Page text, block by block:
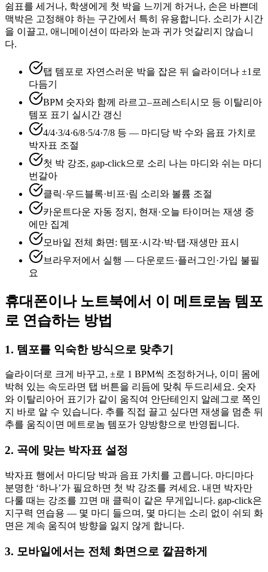
쉼표를 세거나, 학생에게 첫 박을 느끼게 하거나, 손은 바쁜데
맥박은 고정해야 하는 구간에서 특히 유용합니다. 소리가 시간
을 이끌고, 애니메이션이 따라와 눈과 귀가 엇갈리지 않습니
다.
탭 템포로 자연스러운 박을 잡은 뒤 슬라이더나 ±1로
다듬기
BPM 숫자와 함께 라르고–프레스티시모 등 이탈리아
템포 표기 실시간 갱신
4/4·3/4·6/8·5/4·7/8 등 — 마디당 박 수와 음표 가치로
박자표 조절
첫 박 강조, gap-click으로 소리 나는 마디와 쉬는 마디
번갈아
클릭·우드블록·비프·림 소리와 볼륨 조절
카운트다운 자동 정지, 현재·오늘 타이머는 재생 중
에만 집계
모바일 전체 화면: 템포·시각·박·탭·재생만 표시
브라우저에서 실행 — 다운로드·플러그인·가입 불필
요
휴대폰이나 노트북에서 이 메트로놈 템포
로 연습하는 방법
1. 템포를 익숙한 방식으로 맞추기
슬라이더로 크게 바꾸고, ±로 1 BPM씩 조정하거나, 이미 몸에
박혀 있는 속도라면 탭 버튼을 리듬에 맞춰 두드리세요. 숫자
와 이탈리아어 표기가 같이 움직여 안단테인지 알레그로 쪽인
지 바로 알 수 있습니다. 추를 직접 끌고 싶다면 재생을 멈춘 뒤
추를 움직이면 메트로놈 템포가 양방향으로 반영됩니다.
2. 곡에 맞는 박자표 설정
박자표 행에서 마디당 박과 음표 가치를 고릅니다. 마디마다
분명한 ‘하나’가 필요하면 첫 박 강조를 켜세요. 내면 박자만
다룰 때는 강조를 끄면 매 클릭이 같은 무게입니다. gap-click은
지구력 연습용 — 몇 마디 들으며, 몇 마디는 소리 없이 쉬되 화
면은 계속 움직여 방향을 잃지 않게 합니다.
3. 모바일에서는 전체 화면으로 깔끔하게